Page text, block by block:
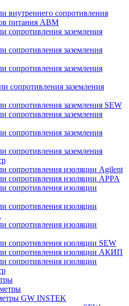
внутреннего сопротивления
питания ABM
сопротивления заземления
сопротивления заземления
сопротивления заземления
сопротивления заземления
сопротивления заземления SEW
сопротивления заземления
сопротивления заземления
сопротивления заземления
сопротивления изоляции Agilent
сопротивления изоляции APPA
сопротивления изоляции
сопротивления изоляции
сопротивления изоляции
сопротивления изоляции SEW
сопротивления изоляции АКИП
сопротивления изоляции
GW INSTEK